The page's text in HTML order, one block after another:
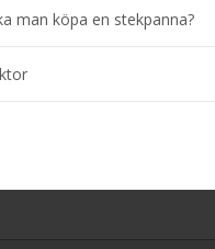
man köpa en stekpanna?